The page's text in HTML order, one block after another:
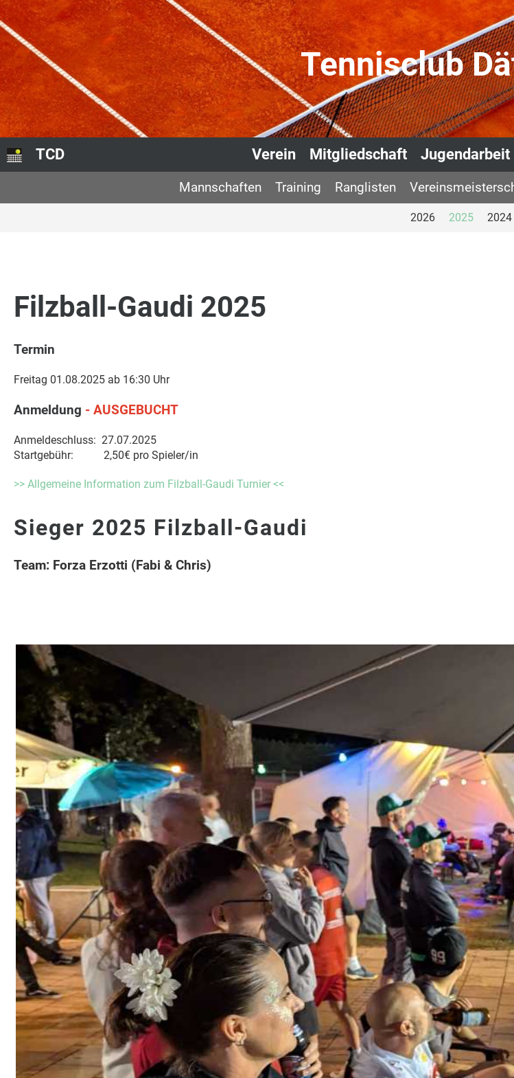
Tennisclub
TCD Verein Mitgliedschaft Jugendarbeit
Mannschaften Training Ranglisten
2026 2025 2024
Filzball-Gaudi 2025
Termin
Freitag 01.08.2025 ab 16:30 Uhr
Anmeldung - AUSGEBUCHT
Anmeldeschluss: 27.07.2025
Startgebühr: 2,50€ pro Spieler/in
>> Allgemeine Information zum Filzball-Gaudi Turnier <<
Sieger 2025 Filzball-Gaudi
Team: Forza Erzotti (Fabi & Chris)